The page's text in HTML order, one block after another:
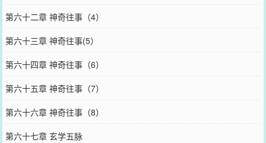
第六十二章 神奇往事（4）
第六十三章 神奇往事(5）
第六十四章 神奇往事（6）
第六十五章 神奇往事（7）
第六十六章 神奇往事（8）
第六十七章 玄学五脉